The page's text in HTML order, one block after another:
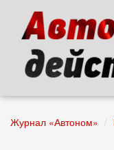
основному
содержанию
Журнал «Автоном»